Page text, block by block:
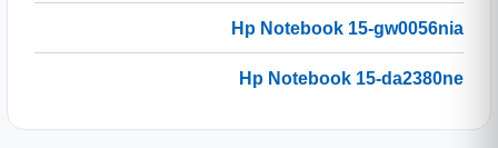
Hp Notebook 15-gw0056nia
Hp Notebook 15-da2380ne